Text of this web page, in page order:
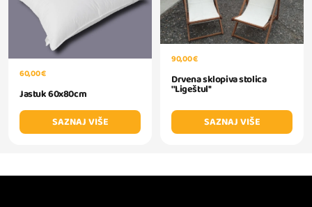
60,00 €
Jastuk 60x80cm
SAZNAJ VIŠE
90,00 €
Drvena sklopiva stolica
''Ligeštul''
SAZNAJ VIŠE